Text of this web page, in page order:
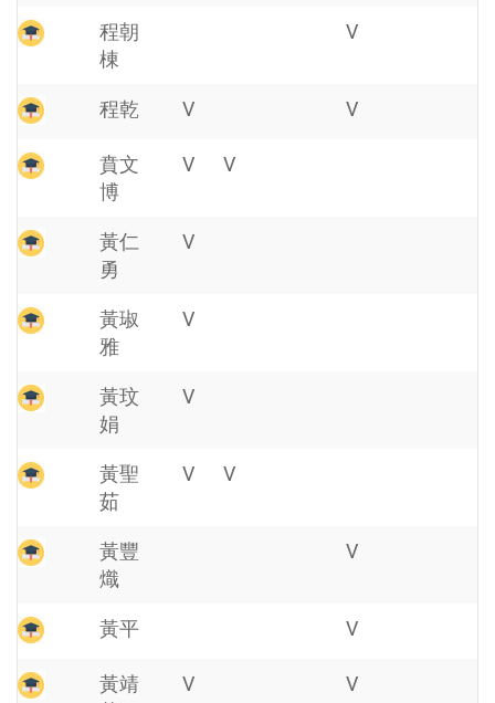
程朝
棟
V
程乾 V V
賁文
博
V V
黃仁
勇
V
黃琡
雅
V
黃玟
娟
V
黃聖
茹
V V
黃豐
熾
V
黃平 V
黃靖
V V